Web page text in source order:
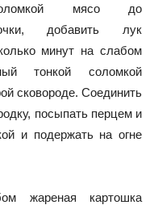
мясо до
добавить лук
минут на слабом
тонкой соломкой
сковороде. Соединить
посыпать перцем и
и подержать на огне
жареная картошка